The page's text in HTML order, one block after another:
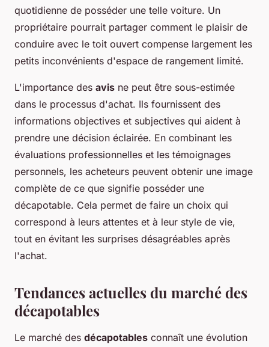
quotidienne de posséder une telle voiture. Un
propriétaire pourrait partager comment le plaisir de
conduire avec le toit ouvert compense largement les
petits inconvénients d'espace de rangement limité.
L'importance des avis ne peut être sous-estimée
dans le processus d'achat. Ils fournissent des
informations objectives et subjectives qui aident à
prendre une décision éclairée. En combinant les
évaluations professionnelles et les témoignages
personnels, les acheteurs peuvent obtenir une image
complète de ce que signifie posséder une
décapotable. Cela permet de faire un choix qui
correspond à leurs attentes et à leur style de vie,
tout en évitant les surprises désagréables après
l'achat.
Tendances actuelles du marché des
décapotables
Le marché des décapotables connaît une évolution